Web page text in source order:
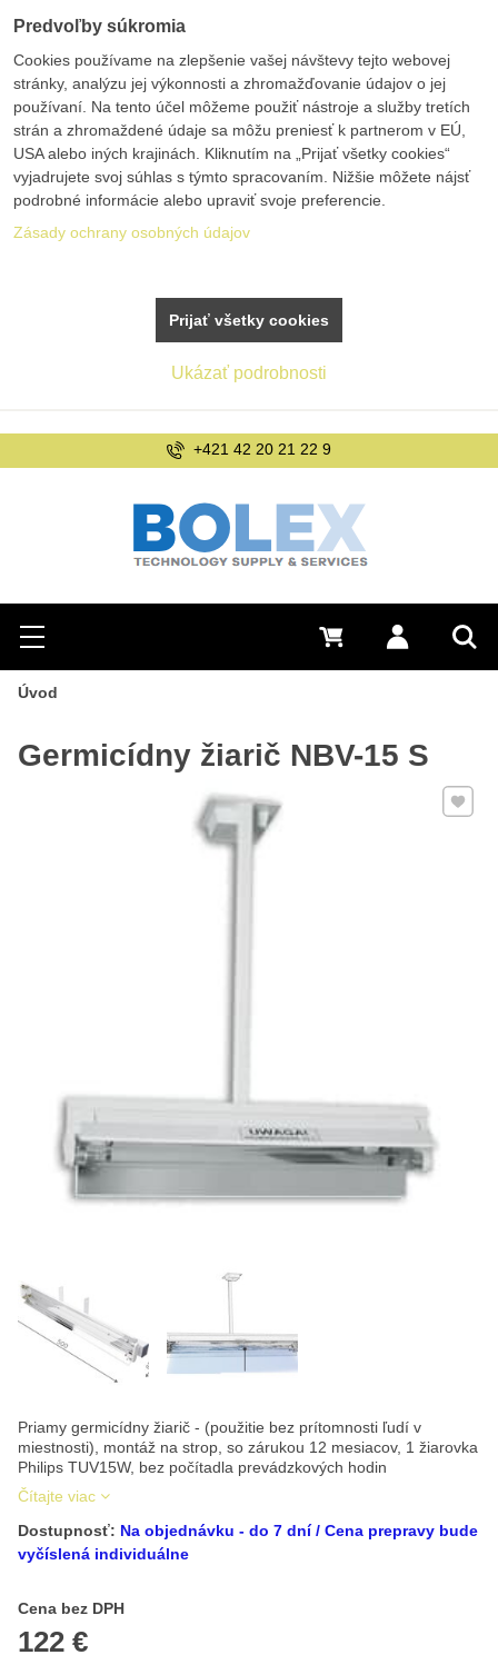
Hľadať
Menu Prihlásiť sa
0 €
Úvod
Germicídny žiarič NBV-15 S
Priamy germicídny žiarič - (použitie bez prítomnosti ľudí v
miestnosti), montáž na strop, so zárukou 12 mesiacov, 1 žiarovka
Philips TUV15W, bez počítadla prevádzkových hodin
Čítajte viac
Pridať
Dostupnosť: Na objednávku - do 7 dní / Cena prepravy bude
vyčíslená individuálne
Cena bez DPH
122 €
Cena s DPH
Predvoľby súkromia
Cookies používame na zlepšenie vašej návštevy tejto webovej
stránky, analýzu jej výkonnosti a zhromažďovanie údajov o jej
používaní. Na tento účel môžeme použiť nástroje a služby tretích
strán a zhromaždené údaje sa môžu preniesť k partnerom v EÚ,
USA alebo iných krajinách. Kliknutím na „Prijať všetky cookies“
vyjadrujete svoj súhlas s týmto spracovaním. Nižšie môžete nájsť
podrobné informácie alebo upraviť svoje preferencie.
Zásady ochrany osobných údajov
Ukázať podrobnosti
Prijať všetky cookies